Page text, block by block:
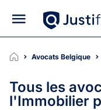
Avocats Belgique
Tous les
l'Immobilier